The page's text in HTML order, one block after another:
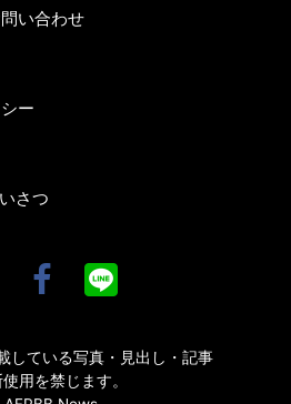
い合わせ
ー
さつ
している写真・見出し・記事
用を禁じます。